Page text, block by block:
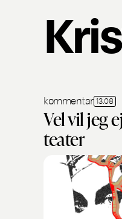
kommentar 13.08
Vel vil jeg
teater